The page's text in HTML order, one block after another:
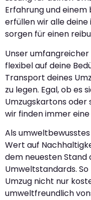
Erfahrung und
erfüllen wir alle
sorgen für einen
Unser
flexibel auf deine
Transport deines
zu legen. Egal, ob es
Umzugskartons
wir finden immer eine
Als
Wert auf
dem neuesten Stand
Umweltstandards.
Umzug nicht nur
umweltfreundlich